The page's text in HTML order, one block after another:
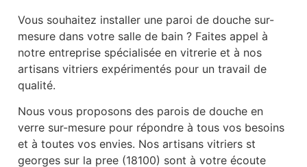
Vous souhaitez installer une paroi de douche sur-
mesure dans votre salle de bain ? Faites appel à
notre entreprise spécialisée en vitrerie et à nos
artisans vitriers expérimentés pour un travail de
qualité.
Nous vous proposons des parois de douche en
verre sur-mesure pour répondre à tous vos besoins
et à toutes vos envies. Nos artisans vitriers st
georges sur la pree (18100) sont à votre écoute